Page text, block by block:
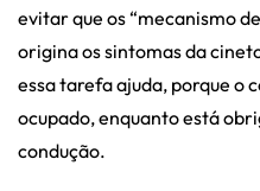
evitar que os “mecanismo
origina os sintomas da
essa tarefa ajuda, porque o
ocupado, enquanto está
condução.